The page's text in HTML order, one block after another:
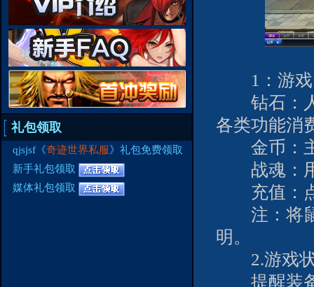
礼包领取
qjsjsf《奇迹世界私服》礼包免费领取
新手礼包领取
媒体礼包领取
1：游戏
钻石：人
各类功能消
金币：主
战魂：用
充值：点
注：将鼠
明。
2.游戏状
提醒装备